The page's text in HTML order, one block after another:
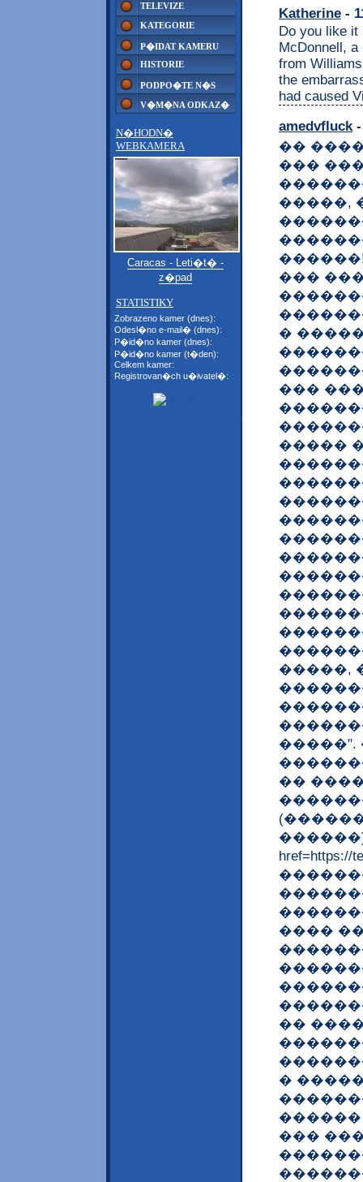
TELEVIZE
KATEGORIE
P�IDAT KAMERU
HISTORIE
PODPO�TE N�S
V�M�NA ODKAZ�
N�HODN�
WEBKAMERA
Caracas - Leti�t� -
z�pad
STATISTIKY
Zobrazeno kamer (dnes):
Odesl�no e-mail� (dnes):
P�id�no kamer (dnes):
P�id�no kamer (t�den):
Celkem kamer:
Registrovan�ch u�ivatel�:
Katherine -
Do you like it
McDonnell, a
from
the
had caused
amedvfluck-
��
���
�����,
���
�
���
�����
�����,
��
����
��
�
���